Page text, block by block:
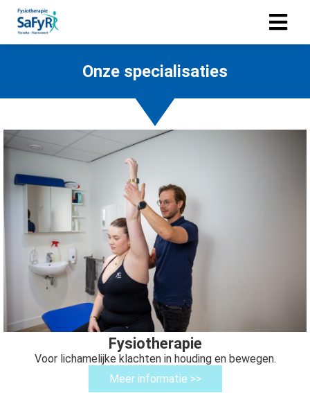
Onze specialisaties
Fysiotherapie
Voor lichamelijke klachten in houding en bewegen.
Meer informatie >>